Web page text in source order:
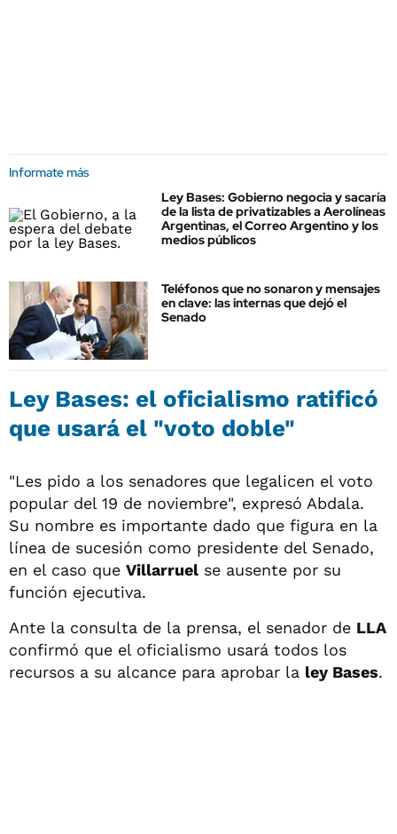
Informate más
Ley Bases: Gobierno negocia y sacaría
de la lista de privatizables a Aerolíneas
Argentinas, el Correo Argentino y los
medios públicos
Teléfonos que no sonaron y mensajes
en clave: las internas que dejó el
Senado
Ley Bases: el oficialismo ratificó
que usará el "voto doble"
"Les pido a los senadores que legalicen el voto
popular del 19 de noviembre", expresó Abdala.
Su nombre es importante dado que figura en la
línea de sucesión como presidente del Senado,
en el caso que Villarruel se ausente por su
función ejecutiva.
Ante la consulta de la prensa, el senador de LLA
confirmó que el oficialismo usará todos los
recursos a su alcance para aprobar la ley Bases.